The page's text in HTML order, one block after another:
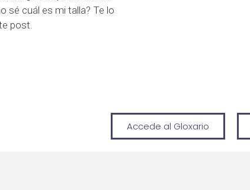
sé cuál es mi talla? Te lo
post.
Accede al Gloxario